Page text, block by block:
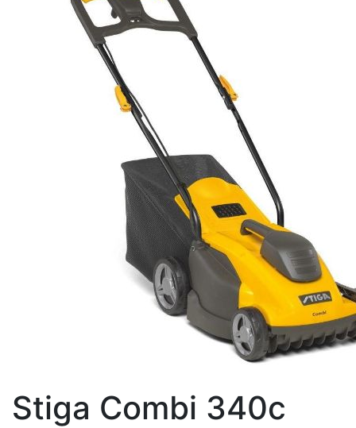
Stiga Combi 340c